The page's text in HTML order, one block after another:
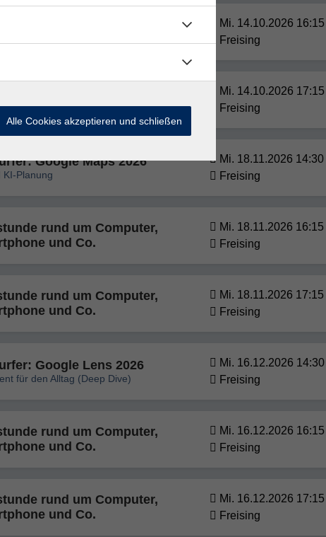
Mi. 14.10.2026 16:15
Freising
und Co.
Mi. 14.10.2026 17:15
Freising
Google Maps 2026
KI-Planung
Mi. 18.11.2026 14:30
Freising
rund um Computer,
und Co.
Mi. 18.11.2026 16:15
Freising
rund um Computer,
und Co.
Mi. 18.11.2026 17:15
Freising
Google Lens 2026
für den Alltag (Deep Dive)
Mi. 16.12.2026 14:30
Freising
rund um Computer,
und Co.
Mi. 16.12.2026 16:15
Freising
rund um Computer,
und Co.
Mi. 16.12.2026 17:15
Freising
Alle Cookies akzeptieren und schließen